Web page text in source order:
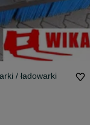
/ ładowarki